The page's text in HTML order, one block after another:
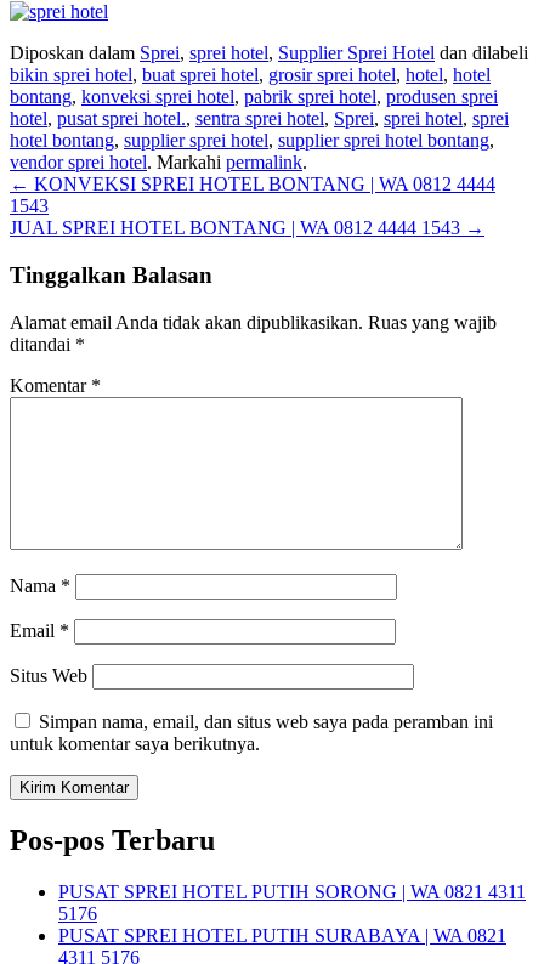
Diposkan dalam Sprei, sprei hotel, Supplier Sprei Hotel dan dilabeli
bikin sprei hotel, buat sprei hotel, grosir sprei hotel, hotel, hotel
bontang, konveksi sprei hotel, pabrik sprei hotel, produsen sprei
hotel, pusat sprei hotel., sentra sprei hotel, Sprei, sprei hotel, sprei
hotel bontang, supplier sprei hotel, supplier sprei hotel bontang,
vendor sprei hotel. Markahi permalink.
Navigasi
pos
← KONVEKSI SPREI HOTEL BONTANG | WA 0812 4444
1543
JUAL SPREI HOTEL BONTANG | WA 0812 4444 1543 →
Tinggalkan Balasan
Alamat email Anda tidak akan dipublikasikan. Ruas yang wajib
ditandai *
Komentar *
Nama *
Email *
Situs Web
Simpan nama, email, dan situs web saya pada peramban ini
untuk komentar saya berikutnya.
Pos-pos Terbaru
PUSAT SPREI HOTEL PUTIH SORONG | WA 0821 4311
5176
PUSAT SPREI HOTEL PUTIH SURABAYA | WA 0821
4311 5176